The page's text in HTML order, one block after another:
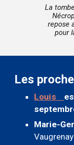
La tombe
repose
pour
Les
Louis
Marie-